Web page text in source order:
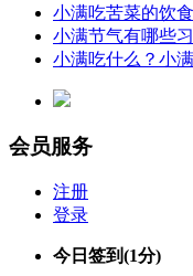
小满吃苦菜的饮
小满节气有哪些
小满吃什么？小
会员服务
注册
登录
今日签到(1分)